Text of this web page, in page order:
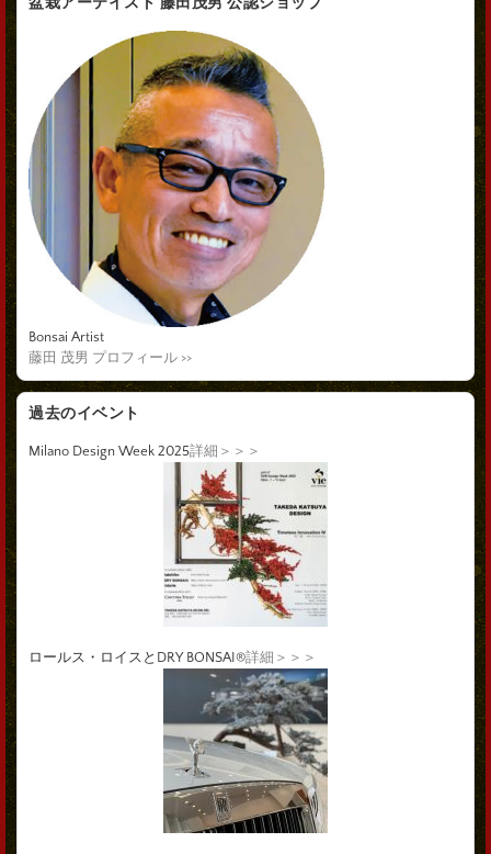
Bonsai Artist
藤田 茂男 プロフィール >>
過去のイベント
Milano Design Week 2025詳細＞＞＞
ロールス・ロイスとDRY BONSAI®詳細＞＞＞